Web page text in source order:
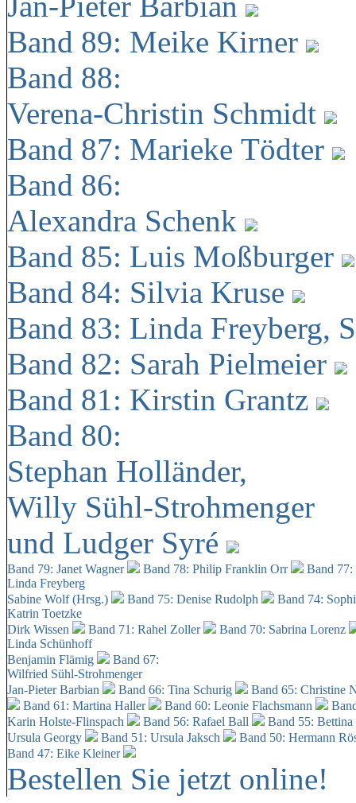
Band 89: Meike Kirner
Band 88:
Verena-Christin Schmidt
Band 87: Marieke Tödter
Band 86:
Alexandra Schenk
Band 85: Luis Moßburger
Band 84: Silvia Kruse
Band 83: Linda Freyberg,
Band 82: Sarah Pielmeier
Band 81: Kirstin Grantz
Band 80:
Stephan Holländer,
Willy Sühl-Strohmenger
und Ludger Syré
Band 79: Janet Wagner Band 78: Philip Franklin Orr
Band
Linda Freyberg
Sabine Wolf (Hrsg.)
Band 75: Denise Rudolph
Band 74:
Katrin Toetzke
Dirk Wissen
Band 71: Rahel Zoller
Band 70: Sabrina Lorenz
Linda Schünhoff
Benjamin Flämig
Band 67:
Wilfried Sühl-Strohmenger
Jan-Pieter Barbian
Band 66: Tina Schurig
Band 65: Christine
Band 61: Martina Haller
Band 60: Leonie Flachsmann
Karin Holste-Flinspach
Band 56: Rafael Ball
Band 55:
Ursula Georgy
Band 51: Ursula Jaksch Band 50: Hermann
Band 47: Eike Kleiner
Bestellen Sie jetzt online!